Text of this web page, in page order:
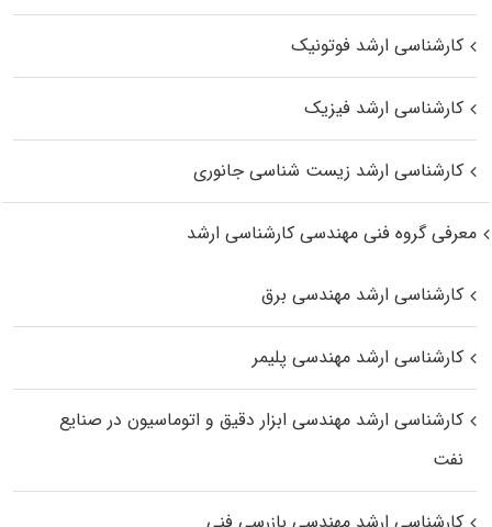
کارشناسی ارشد فوتونیک
کارشناسی ارشد فیزیک
کارشناسی ارشد زیست‌ شناسی جانوری
معرفی گروه فنی مهندسی کارشناسی ارشد
کارشناسی ارشد مهندسی برق
کارشناسی ارشد مهندسی پلیمر
کارشناسی ارشد مهندسی ابزار دقیق و اتوماسیون در صنایع
نفت